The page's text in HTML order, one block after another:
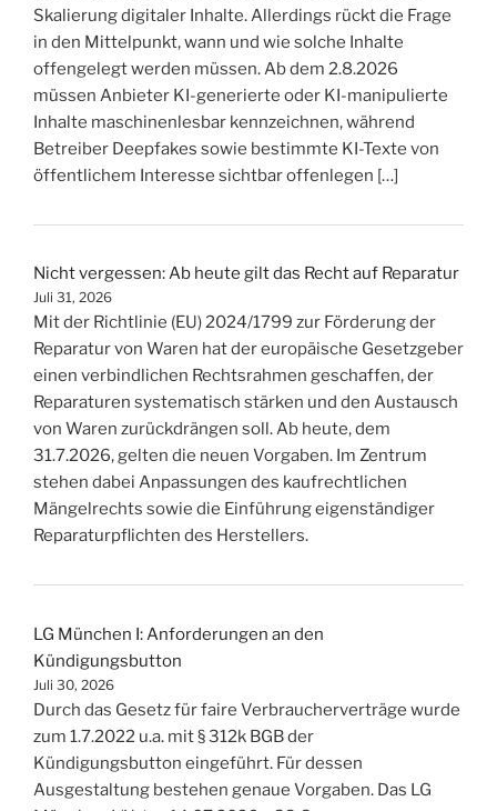
Skalierung digitaler Inhalte. Allerdings rückt die Frage
in den Mittelpunkt, wann und wie solche Inhalte
offengelegt werden müssen. Ab dem 2.8.2026
müssen Anbieter KI-generierte oder KI-manipulierte
Inhalte maschinenlesbar kennzeichnen, während
Betreiber Deepfakes sowie bestimmte KI-Texte von
öffentlichem Interesse sichtbar offenlegen […]
Nicht vergessen: Ab heute gilt das Recht auf Reparatur
Juli 31, 2026
Mit der Richtlinie (EU) 2024/1799 zur Förderung der
Reparatur von Waren hat der europäische Gesetzgeber
einen verbindlichen Rechtsrahmen geschaffen, der
Reparaturen systematisch stärken und den Austausch
von Waren zurückdrängen soll. Ab heute, dem
31.7.2026, gelten die neuen Vorgaben. Im Zentrum
stehen dabei Anpassungen des kaufrechtlichen
Mängelrechts sowie die Einführung eigenständiger
Reparaturpflichten des Herstellers.
LG München I: Anforderungen an den
Kündigungsbutton
Juli 30, 2026
Durch das Gesetz für faire Verbraucherverträge wurde
zum 1.7.2022 u.a. mit § 312k BGB der
Kündigungsbutton eingeführt. Für dessen
Ausgestaltung bestehen genaue Vorgaben. Das LG